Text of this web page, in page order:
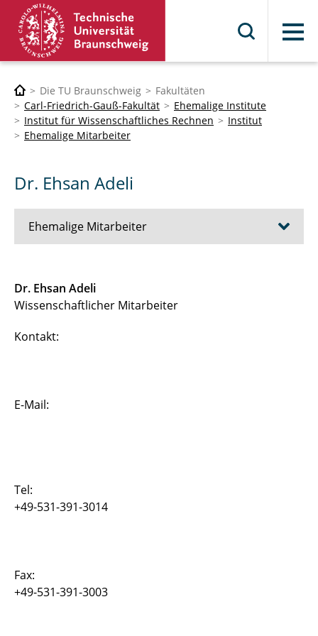
Menü
Die TU Braunschweig
Fakultäten
Carl-Friedrich-Gauß-Fakultät
Ehemalige Institute
Institut für Wissenschaftliches Rechnen
Institut
Ehemalige Mitarbeiter
Dr. Ehsan Adeli
Ehemalige Mitarbeiter
Cong Uy Nguyen
Simona Dobrilla
Dr. Thorsten Grahs
Alexey Kiriyenko DV-Koordinator
Dr. Ehsan Adeli
Wissenschaftlicher Mitarbeiter
Kontakt:
E-Mail:
Tel:
+49-531-391-3014
Fax:
+49-531-391-3003